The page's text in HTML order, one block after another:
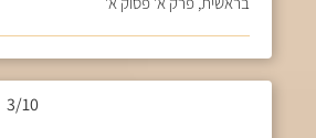
3/10